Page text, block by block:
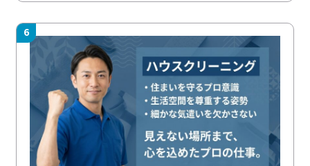
6